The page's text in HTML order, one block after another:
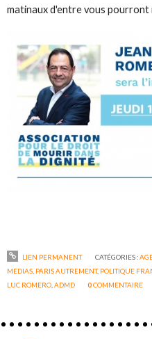
matinaux d'entre vous pourront
LIEN PERMANENT CATÉGORIES :
MEDIAS PARIS AUTREMENT, POLITIQUE
LUC ROMERO ,ADMD 0COMMENTAIRE